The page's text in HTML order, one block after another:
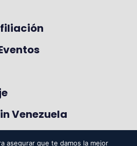
Venezuela
asegurar que te damos la mejor